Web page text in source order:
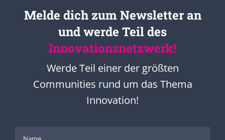
Melde dich zum Newsletter an
und werde Teil des
Innovationsnetzwerk!
Werde Teil einer der größten
Communities rund um das Thema
Innovation!